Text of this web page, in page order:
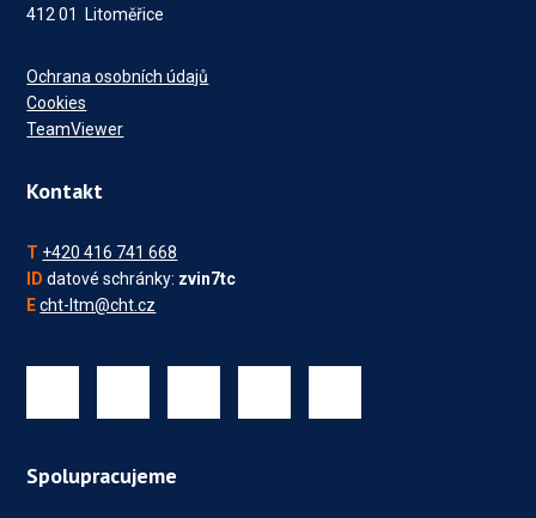
412 01 Litoměřice
Ochrana osobních údajů
Cookies
TeamViewer
Kontakt
T +420 416 741 668
ID datové schránky: zvin7tc
E cht-ltm@cht.cz
Spolupracujeme